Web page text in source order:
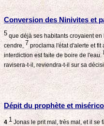
Conversion des Ninivites et
5 que déjà ses habitants croyaient
cendre,7proclama l'état d'alerte et fit
interdiction est faite de boire de l'eau.
ravisera-t-il, reviendra-t-il sur sa
Dépit du prophète et
4 1 Jonas le prit mal, très mal, et il se